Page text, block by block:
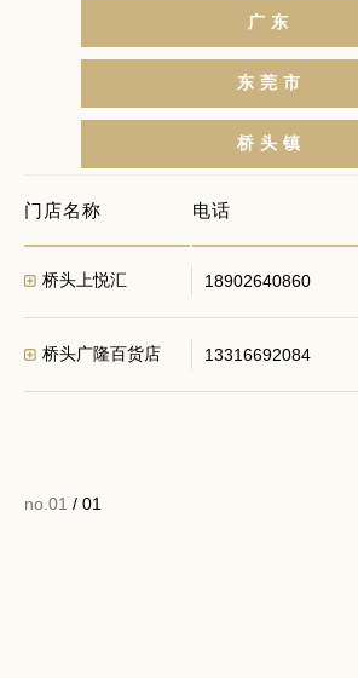
广东
东莞市
桥头镇
门店名称 电话
桥头上悦汇 18902640860
桥头广隆百货店 13316692084
no.01 / 01